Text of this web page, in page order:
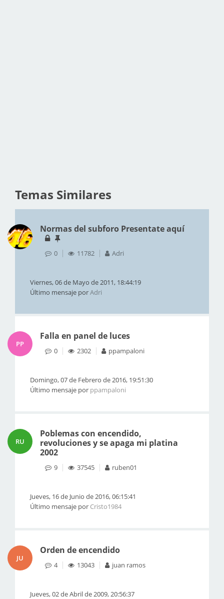
Temas Similares
Normas del subforo Presentate aquí
0 11782 Adri
Viernes, 06 de Mayo de 2011, 18:44:19
Último mensaje porAdri
PP
Falla en panel de luces
0 2302 ppampaloni
Domingo, 07 de Febrero de 2016, 19:51:30
Último mensaje por ppampaloni
RU
Poblemas con encendido,
revoluciones y se apaga mi platina
2002
9 37545 ruben01
Jueves, 16 de Junio de 2016, 06:15:41
Último mensaje por Cristo1984
JU
Orden de encendido
4 13043 juan ramos
Jueves, 02 de Abril de 2009, 20:56:37